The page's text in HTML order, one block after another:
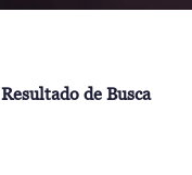
Resultado de Busca